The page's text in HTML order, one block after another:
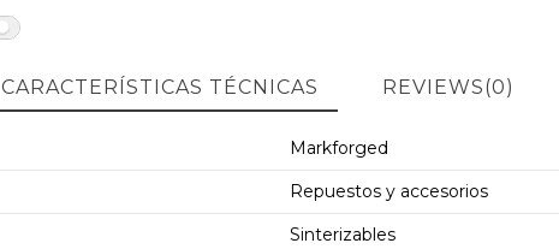
CARACTERÍSTICAS TÉCNICAS REVIEWS(0)
Markforged
Repuestos y accesorios
Sinterizables